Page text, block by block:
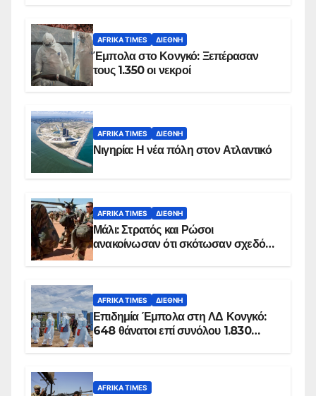
AFRIKA TIMES ΔΙΕΘΝΉ
Έμπολα στο Κονγκό: Ξεπέρασαν
τους 1.350 οι νεκροί
AFRIKA TIMES ΔΙΕΘΝΉ
Νιγηρία: Η νέα πόλη στον Ατλαντικό
AFRIKA TIMES ΔΙΕΘΝΉ
Μάλι: Στρατός και Ρώσοι
ανακοίνωσαν ότι σκότωσαν σχεδόν
AFRIKA TIMES ΔΙΕΘΝΉ
Επιδημία Έμπολα στη ΛΔ Κονγκό:
648 θάνατοι επί συνόλου 1.830
AFRIKA TIMES